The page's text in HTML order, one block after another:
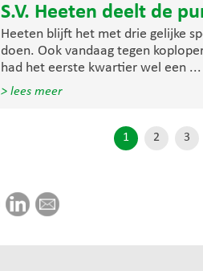
S.V. Heeten deelt de
Heeten blijft het met drie gelijke
doen. Ook vandaag tegen
had het eerste kwartier wel een ...
> lees meer
1 2 3